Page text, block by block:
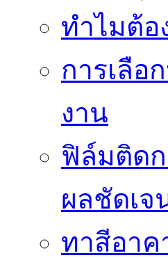
ทำไมต้อ
การเลือ
งาน
ฟิล์มติดก
ผลชัดเจ
ทาสีอา